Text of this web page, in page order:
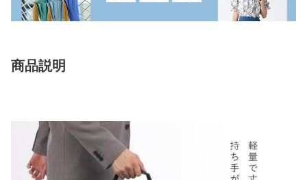
商品説明